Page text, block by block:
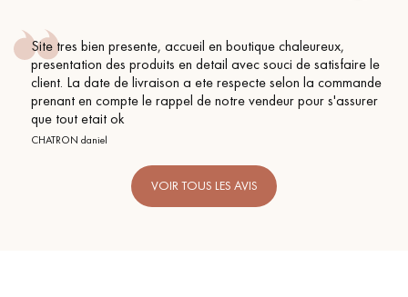
en boutique chaleureux,
detail avec souci de satisfaire le
ete respecte selon la commande
de notre vendeur pour s'assurer
Conseil parfait,
BEILE FRANCK
VOIR TOUS LES AVIS